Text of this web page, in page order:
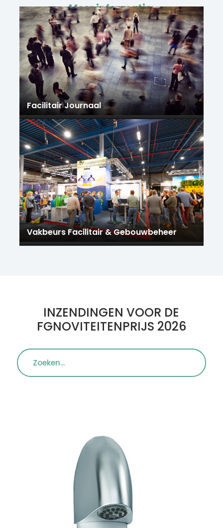
Meer informatie:
Facilitair Journaal
Vakbeurs Facilitair & Gebouwbeheer
INZENDINGEN VOOR DE
FGNOVITEITENPRIJS 2026